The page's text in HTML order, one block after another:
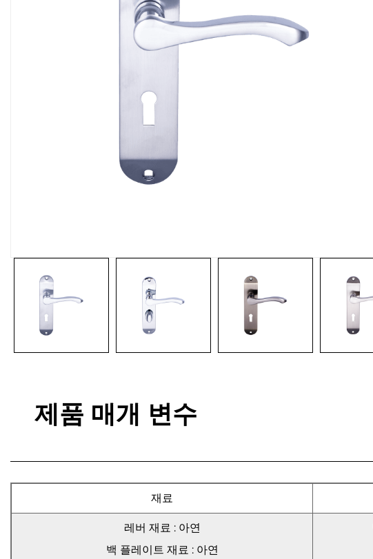
제품 매개 변수
재료
레버 재료 : 아연
백 플레이트 재료 : 아연